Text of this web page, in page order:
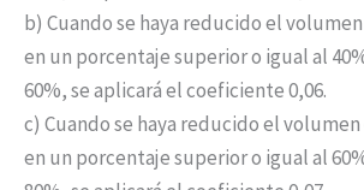
b) Cuando se haya reducido el
en un porcentaje superior o igual al
60%, se aplicará el coeficiente 0,06.
c) Cuando se haya reducido el
en un porcentaje superior o igual al